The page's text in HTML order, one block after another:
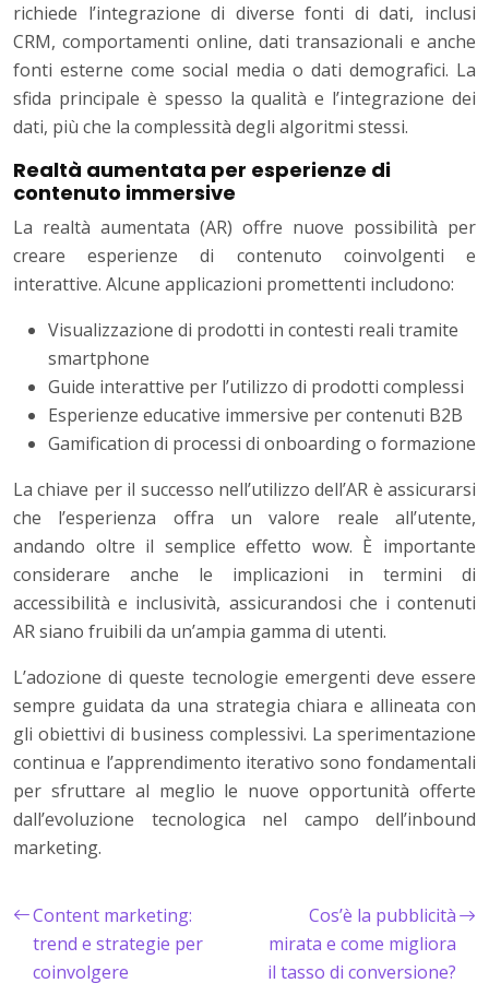
richiede l’integrazione di diverse fonti di dati, inclusi
CRM, comportamenti online, dati transazionali e anche
fonti esterne come social media o dati demografici. La
sfida principale è spesso la qualità e l’integrazione dei
dati, più che la complessità degli algoritmi stessi.
Realtà aumentata per esperienze di
contenuto immersive
La realtà aumentata (AR) offre nuove possibilità per
creare esperienze di contenuto coinvolgenti e
interattive. Alcune applicazioni promettenti includono:
Visualizzazione di prodotti in contesti reali tramite
smartphone
Guide interattive per l’utilizzo di prodotti complessi
Esperienze educative immersive per contenuti B2B
Gamification di processi di onboarding o formazione
La chiave per il successo nell’utilizzo dell’AR è assicurarsi
che l’esperienza offra un valore reale all’utente,
andando oltre il semplice effetto wow. È importante
considerare anche le implicazioni in termini di
accessibilità e inclusività, assicurandosi che i contenuti
AR siano fruibili da un’ampia gamma di utenti.
L’adozione di queste tecnologie emergenti deve essere
sempre guidata da una strategia chiara e allineata con
gli obiettivi di business complessivi. La sperimentazione
continua e l’apprendimento iterativo sono fondamentali
per sfruttare al meglio le nuove opportunità offerte
dall’evoluzione tecnologica nel campo dell’inbound
marketing.
Content marketing:
trend e strategie per
coinvolgere
Cos’è la pubblicità
mirata e come migliora
il tasso di conversione?